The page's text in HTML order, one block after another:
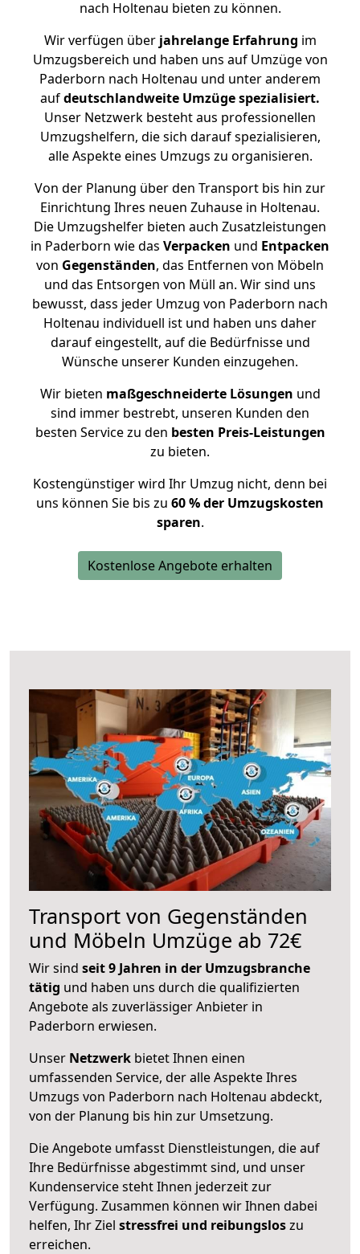
nach Holtenau bieten zu können.
Wir verfügen überjahrelange Erfahrung im
Umzugsbereich und haben uns auf Umzüge von
Paderborn nach Holtenau und unter anderem
aufdeutschlandweite Umzüge spezialisiert.
Unser Netzwerk besteht aus professionellen
Umzugshelfern, die sich darauf spezialisieren,
alle Aspekte eines Umzugs zu organisieren.
Von der Planung über den Transport bis hin zur
Einrichtung Ihres neuen Zuhause in Holtenau.
Die Umzugshelfer bieten auch Zusatzleistungen
in Paderborn wie das Verpacken und Entpacken
von Gegenständen, das Entfernen von Möbeln
und das Entsorgen von Müll an. Wir sind uns
bewusst, dass jeder Umzug von Paderborn nach
Holtenau individuell ist und haben uns daher
darauf eingestellt, auf die Bedürfnisse und
Wünsche unserer Kunden einzugehen.
Wir bieten maßgeschneiderte Lösungen und
sind immer bestrebt, unseren Kunden den
besten Service zu den besten Preis-Leistungen
zu bieten.
Kostengünstiger wird Ihr Umzug nicht, denn bei
uns können Sie bis zu 60 % der Umzugskosten
sparen.
Kostenlose Angebote erhalten
Transport von Gegenständen
und Möbeln Umzüge ab 72€
Wir sind seit 9 Jahren in der Umzugsbranche
tätig und haben uns durch die qualifizierten
Angebote als zuverlässiger Anbieter in
Paderborn erwiesen.
Unser Netzwerk bietet Ihnen einen
umfassenden Service, der alle Aspekte Ihres
Umzugs von Paderborn nach Holtenau abdeckt,
von der Planung bis hin zur Umsetzung.
Die Angebote umfasst Dienstleistungen, die auf
Ihre Bedürfnisse abgestimmt sind, und unser
Kundenservice steht Ihnen jederzeit zur
Verfügung. Zusammen können wir Ihnen dabei
helfen, Ihr Ziel stressfrei und reibungsloszu
erreichen.